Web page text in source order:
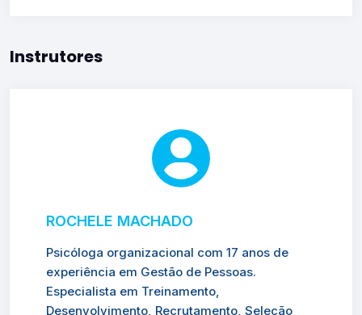
Instrutores
ROCHELE MACHADO
Psicóloga organizacional com 17 anos de
experiência em Gestão de Pessoas.
Especialista em Treinamento,
Desenvolvimento, Recrutamento, Seleção